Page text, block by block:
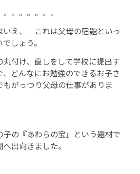
。。。。。。
いえ、 これは父母の宿題といっ
しょう。
付け、直しをして学校に提出す
、どんなにお勉強のできるお子さ
がっつり父母の仕事がありま
の『あわらの宝』という題材で
出向きました。